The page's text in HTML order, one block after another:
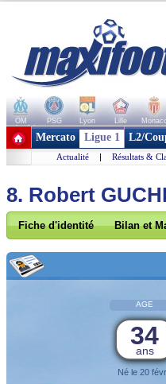
OM PSG Lyon Lille
+ de clubs
Mercato Ligue 1 L2/
Actualité | Résultats &
8. Robert
Fiche d'identité Bilan et
AGE
34
ans
Né le 20